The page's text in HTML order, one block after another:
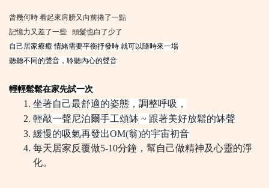
曾幾何時 看起來肩膀又向前捲了一點
記憶力又差了一些 頭髮也白了少了
自己居家療癒 情緒需要平衡抒發時 就可以隨時來一場
聽聽不同的聲音，聆聽內心的聲音
輕輕鬆鬆在家先試一次
坐著自己最舒適的姿態，調整呼吸，
輕敲一聲尼泊爾手工頌缽 ~ 跟著美好放鬆的缽聲
緩慢的吸氣再發出OM(翁)的宇宙初音
每天居家反覆做5-10分鐘，幫自己做精神及心靈的淨
化。